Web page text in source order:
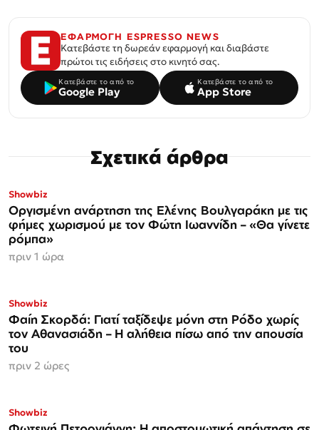
ΕΦΑΡΜΟΓΗ ESPRESSO NEWS
Κατεβάστε τη δωρεάν εφαρμογή και διαβάστε
πρώτοι τις ειδήσεις στο κινητό σας.
Κατεβάστε το από το
Google Play
Κατεβάστε το από το
App Store
Σχετικά άρθρα
Showbiz
Οργισμένη ανάρτηση της Ελένης Βουλγαράκη με τις
φήμες χωρισμού με τον Φώτη Ιωαννίδη – «Θα γίνετε
ρόμπα»
πριν 1 ώρα
Showbiz
Φαίη Σκορδά: Γιατί ταξίδεψε μόνη στη Ρόδο χωρίς
τον Αθανασιάδη – Η αλήθεια πίσω από την απουσία
του
πριν 2 ώρες
Showbiz